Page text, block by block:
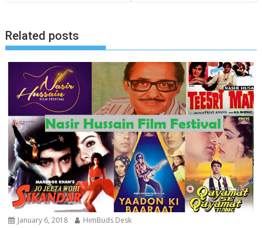
Related posts
January 6, 2018 HimBuds Desk